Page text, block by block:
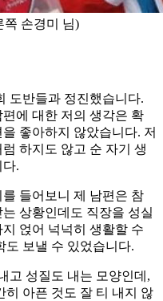
쪽 손경미 님)
도반들과 정진했습니다.
에 대한 저의 생각은 확
좋아하지 않았습니다. 저
하지도 않고 순 자기 생
.
들어보니 제 남편은 참
상황인데도 직장을 성실
얹어 넉넉히 생활할 수
도 보낼 수 있었습니다.
고 성질도 내는 모양인데,
히 아픈 것도 잘 티 내지 않